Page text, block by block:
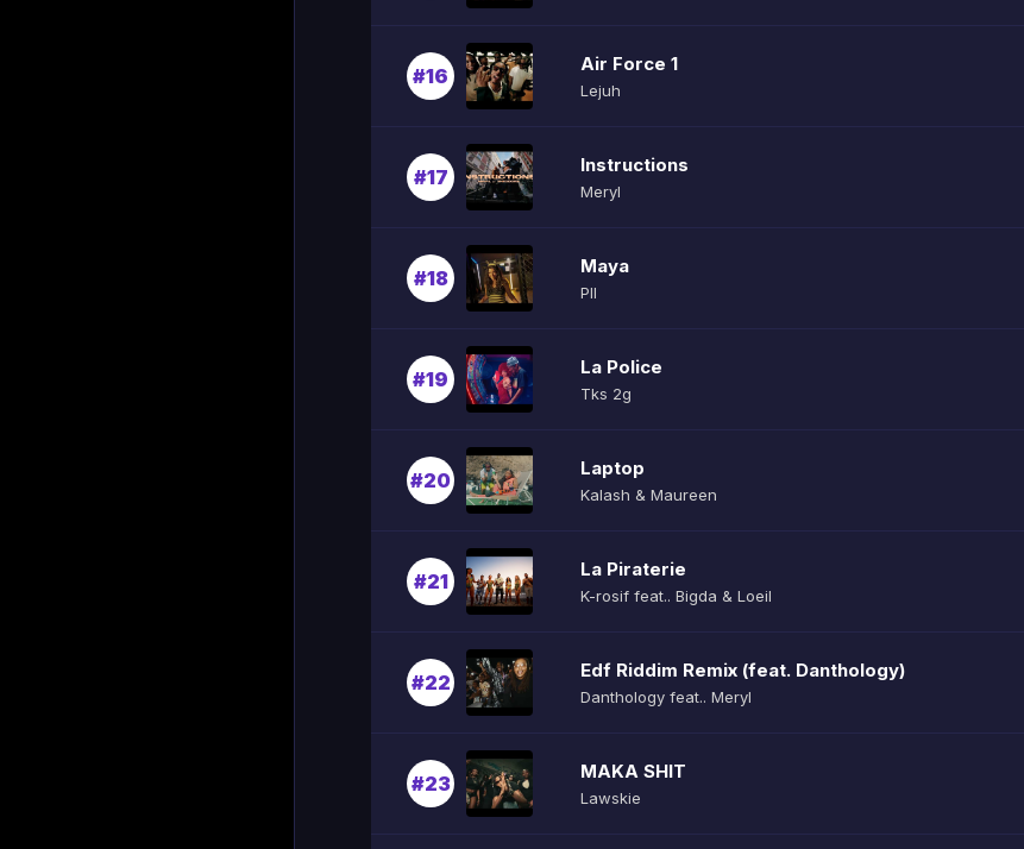
#16
Air Force 1
Lejuh
#17
Instructions
Meryl
#18
Maya
Pll
#19
La Police
Tks 2g
#20
Laptop
Kalash & Maureen
#21
La Piraterie
K-rosif feat.. Bigda & Loeil
#22
Edf Riddim Remix (feat. Danthology)
Danthology feat.. Meryl
#23
MAKA SHIT
Lawskie